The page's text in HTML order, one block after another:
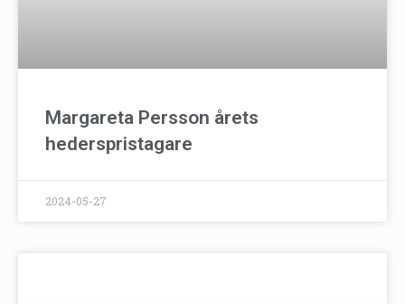
Margareta Persson årets
hederspristagare
2024-05-27